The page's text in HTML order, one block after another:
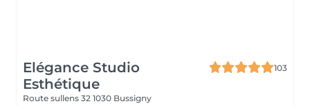
Elégance Studio
Esthétique
103
Route sullens 32 1030 Bussigny